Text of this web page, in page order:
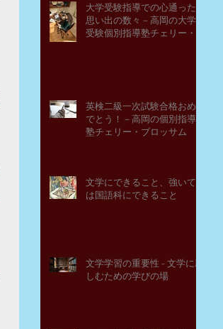
大学受験指導での心通った
思い出の数々－高岡の大学
受験個別指導塾チェリー・
英検二級一次試験合格おめ
でとう！－高岡の個別指導
塾チェリー・ブロッサム
文学にできること、強いて
は国語科にできること
文学学習の重要性 - 文学に親
しむための学びの場